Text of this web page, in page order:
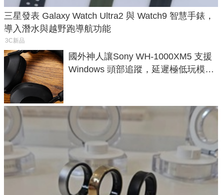
三星發表 Galaxy Watch Ultra2 與 Watch9 智慧手錶，
導入潛水與越野跑導航功能
3C新品
國外神人讓Sony WH-1000XM5 支援
Windows 頭部追蹤，延遲極低玩模擬